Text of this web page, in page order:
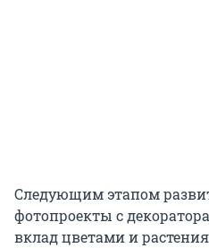
Следующим этапом
фотопроекты с
вклад цветами и